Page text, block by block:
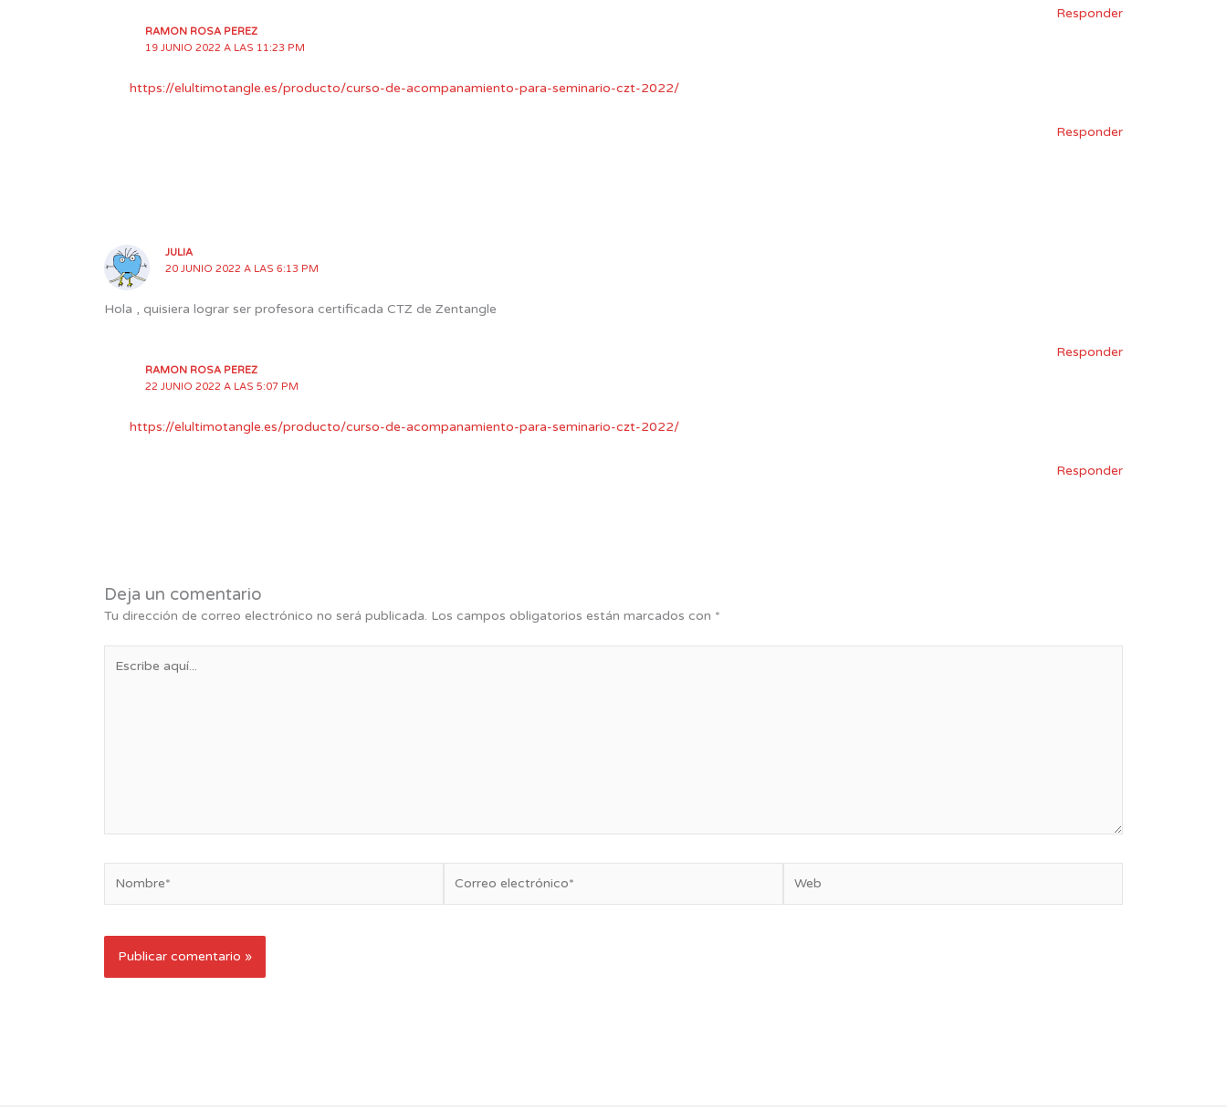
Responder
RAMON ROSA PEREZ
19 JUNIO 2022 A LAS 11:23 PM
https://elultimotangle.es/producto/curso-de-acompanamiento-para-seminario-czt-2022/
Responder
JULIA
20 JUNIO 2022 A LAS 6:13 PM
Hola , quisiera lograr ser profesora certificada CTZ de Zentangle
Responder
RAMON ROSA PEREZ
22 JUNIO 2022 A LAS 5:07 PM
https://elultimotangle.es/producto/curso-de-acompanamiento-para-seminario-czt-2022/
Responder
Deja un comentario
Tu dirección de correo electrónico no será publicada. Los campos obligatorios están marcados con *